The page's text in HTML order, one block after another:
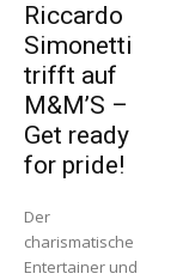
Riccardo
Simonetti
trifft auf
M&M’S –
Get ready
for pride!
Der
charismatische
Entertainer und